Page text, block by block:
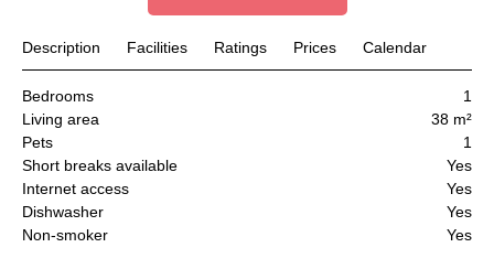
Description Facilities Ratings Prices Calendar
Bedrooms
1
Living area
38 m²
Pets
1
Short breaks available
Yes
Internet access
Yes
Dishwasher
Yes
Non-smoker
Yes